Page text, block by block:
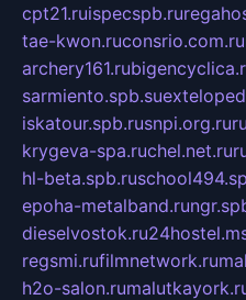
cpt21.ruispecspb.ru
tae-kwon.ruconsrio.com.ru
archery161.ru
sarmiento.spb.su
iskatour.spb.rusnpi.org.ru
krygeva-spa.ruchel.net.ru
hl-beta.spb.ru
epoha-metalband.ru
dieselvostok.ru
regsmi.rufilmnetwork.ru
h2o-salon.ru